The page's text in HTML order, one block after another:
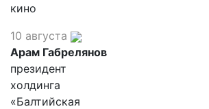
кино
10 августа
Арам Габрелянов
президент
холдинга
«Балтийская